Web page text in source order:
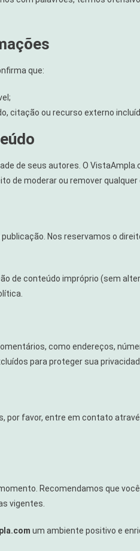
que:
citação ou recurso externo
de seus autores. O
de moderar ou remover
Nos reservamos o
de conteúdo impróprio (sem
como endereços,
para proteger sua
por favor, entre em contato
Recomendamos que
vigentes.
um ambiente positivo e